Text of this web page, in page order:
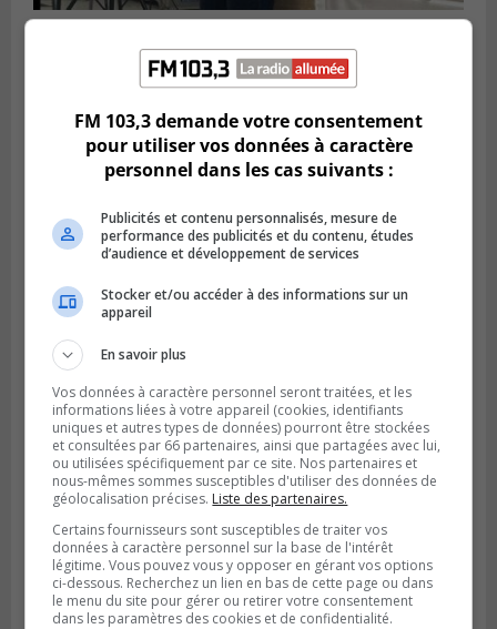
Publié le 6 juillet 2026 à 11h18
Climat Québec dévoile deux candidats
pour l’Agglomération
Publié le 6 juillet 2026 à 09h33
Longueuil conclue un contrat pour
valoriser des cendres d’incinération
FM 103,3 demande votre consentement
pour utiliser vos données à caractère
personnel dans les cas suivants :
Publicités et contenu personnalisés, mesure de
performance des publicités et du contenu, études
d’audience et développement de services
Stocker et/ou accéder à des informations sur un
appareil
En savoir plus
Vos données à caractère personnel seront traitées, et les
informations liées à votre appareil (cookies, identifiants
uniques et autres types de données) pourront être stockées
et consultées par 66 partenaires, ainsi que partagées avec lui,
ou utilisées spécifiquement par ce site. Nos partenaires et
nous-mêmes sommes susceptibles d'utiliser des données de
géolocalisation précises. Liste des partenaires.
Certains fournisseurs sont susceptibles de traiter vos
données à caractère personnel sur la base de l'intérêt
légitime. Vous pouvez vous y opposer en gérant vos options
ci-dessous. Recherchez un lien en bas de cette page ou dans
le menu du site pour gérer ou retirer votre consentement
dans les paramètres des cookies et de confidentialité.